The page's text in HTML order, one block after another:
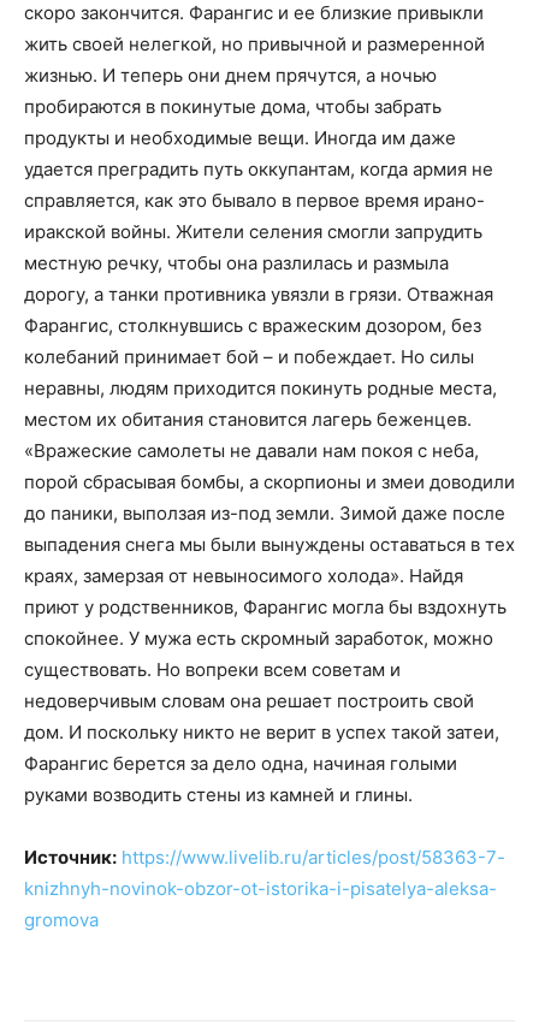
скоро закончится. Фарангис и ее близкие привыкли
жить своей нелегкой, но привычной и размеренной
жизнью. И теперь они днем прячутся, а ночью
пробираются в покинутые дома, чтобы забрать
продукты и необходимые вещи. Иногда им даже
удается преградить путь оккупантам, когда армия не
справляется, как это бывало в первое время ирано-
иракской войны. Жители селения смогли запрудить
местную речку, чтобы она разлилась и размыла
дорогу, а танки противника увязли в грязи. Отважная
Фарангис, столкнувшись с вражеским дозором, без
колебаний принимает бой – и побеждает. Но силы
неравны, людям приходится покинуть родные места,
местом их обитания становится лагерь беженцев.
«Вражеские самолеты не давали нам покоя с неба,
порой сбрасывая бомбы, а скорпионы и змеи доводили
до паники, выползая из-под земли. Зимой даже после
выпадения снега мы были вынуждены оставаться в тех
краях, замерзая от невыносимого холода». Найдя
приют у родственников, Фарангис могла бы вздохнуть
спокойнее. У мужа есть скромный заработок, можно
существовать. Но вопреки всем советам и
недоверчивым словам она решает построить свой
дом. И поскольку никто не верит в успех такой затеи,
Фарангис берется за дело одна, начиная голыми
руками возводить стены из камней и глины.
Источник: https://www.livelib.ru/articles/post/58363-7-
knizhnyh-novinok-obzor-ot-istorika-i-pisatelya-aleksa-
gromova